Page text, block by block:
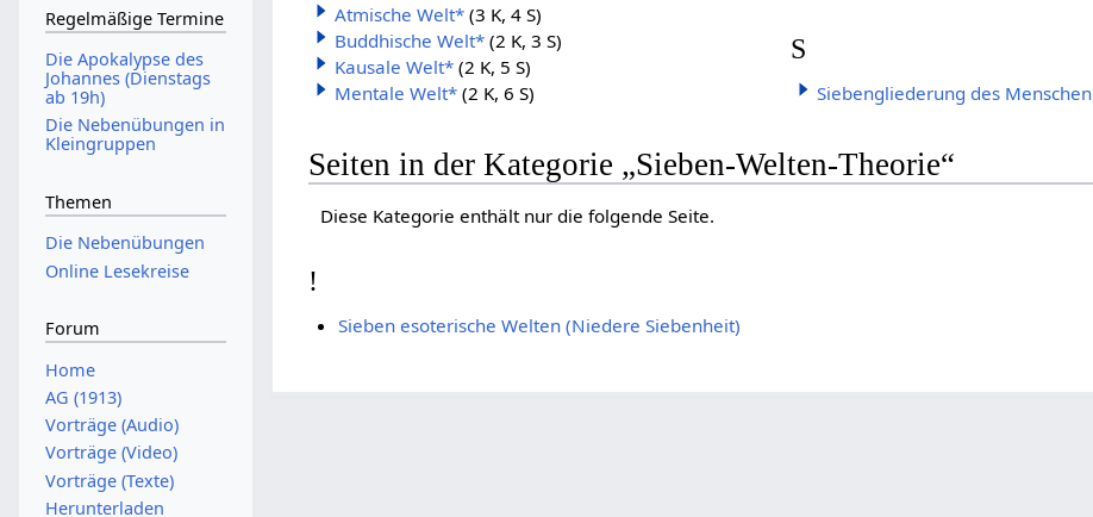
Atmische Welt* (3 K, 4 S)
Buddhische Welt* (2 K, 3 S)
Kausale Welt* (2 K, 5 S)
Mentale Welt* (2 K, 6 S)
S
Siebengliederung des Menschen
Seiten in der Kategorie „Sieben-Welten-Theorie“
Diese Kategorie enthält nur die folgende Seite.
!
Sieben esoterische Welten (Niedere Siebenheit)
Regelmäßige Termine
Die Apokalypse des
Johannes (Dienstags
ab 19h)
Die Nebenübungen in
Kleingruppen
Themen
Die Nebenübungen
Online Lesekreise
Forum
Home
AG (1913)
Vorträge (Audio)
Vorträge (Video)
Vorträge (Texte)
Herunterladen